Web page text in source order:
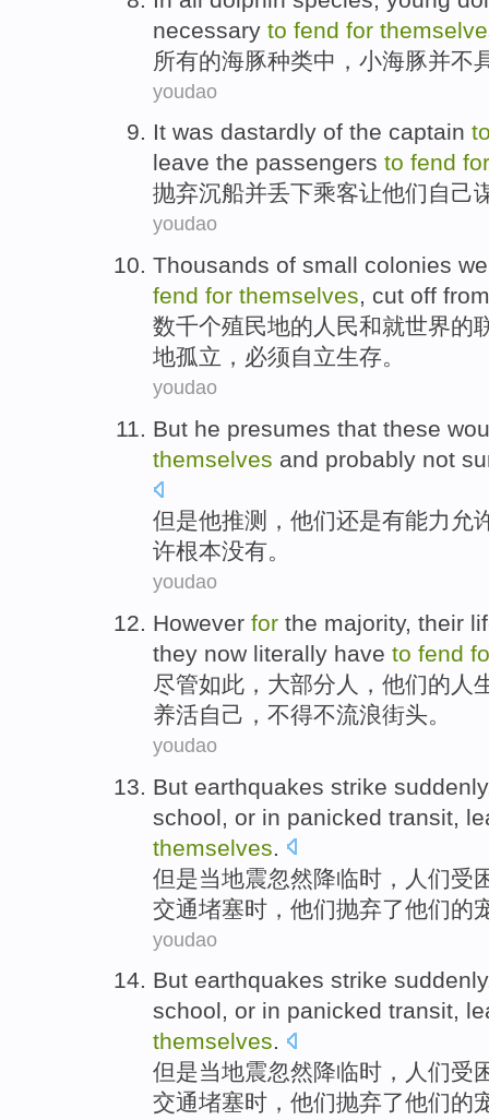
necessary to fend for
所有的海豚种类中 ， 小海豚并不
youdao
It was dastardly of the captain
leave the passengers to fend
抛弃沉船并丢下乘客让他们自己
youdao
Thousands of small colonies
fend for themselves, cut off
数千个殖民地的人民和就世界的
地孤立 ， 必须自立生存。
youdao
But he presumes that these
themselves and probably not
但是他推测 ， 他们还是有能力 允
许根本没有。
youdao
However for the majority, their
they now literally have to fend
尽管如此， 大部分人 ， 他们的 人
养活自己 ， 不得不流浪街头。
youdao
But earthquakes strike
school
or in panicked transit ,
themselves
但是当地震忽然降临时，人们受
交通堵塞时，他们抛弃了他们的
youdao
But earthquakes strike
school, or in panicked transit,
themselves.
但是当地震忽然降临时 ， 人们受
交通堵塞时，他们抛弃了他们的